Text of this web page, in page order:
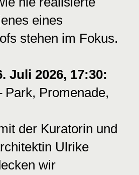
eines
stehen im Fokus.
Juli 2026, 17:30:
Park, Promenade,
der Kuratorin und
Ulrike
wir